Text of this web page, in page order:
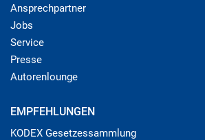
Ansprechpartner
Jobs
Service
Presse
Autorenlounge
EMPFEHLUNGEN
KODEX Gesetzessammlung